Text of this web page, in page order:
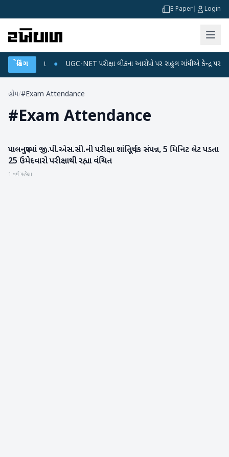
E-Paper Login
બ્રેકિંગ
ડેટા પ્લાન ● UGC-NET પરીક્ષા લીકના આરોપો પર રાહુલ ગાંધીએ કેન્દ્ર પર પ્રહાર
હોમ/#Exam Attendance
#Exam Attendance
બનાસકાંઠા
પાલનપુરમાં જી.પી.એસ.સી.ની પરીક્ષા શાંતિપૂર્વક સંપન્ન, 5 મિનિટ લેટ પડતા
25 ઉમેદવારો પરીક્ષાથી રહ્યા વંચિત
1 વર્ષ પહેલા